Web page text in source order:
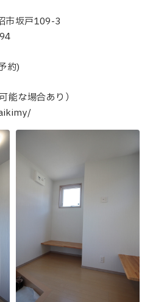
坂戸109-3
約)
能な場合あり）